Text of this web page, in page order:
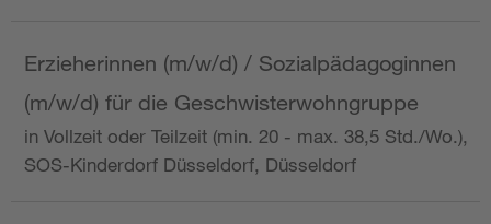
Erzieherinnen (m/w/d) / Sozialpädagoginnen
(m/w/d) für die Geschwisterwohngruppe
in Vollzeit oder Teilzeit (min. 20 - max. 38,5 Std./Wo.),
SOS-Kinderdorf Düsseldorf, Düsseldorf